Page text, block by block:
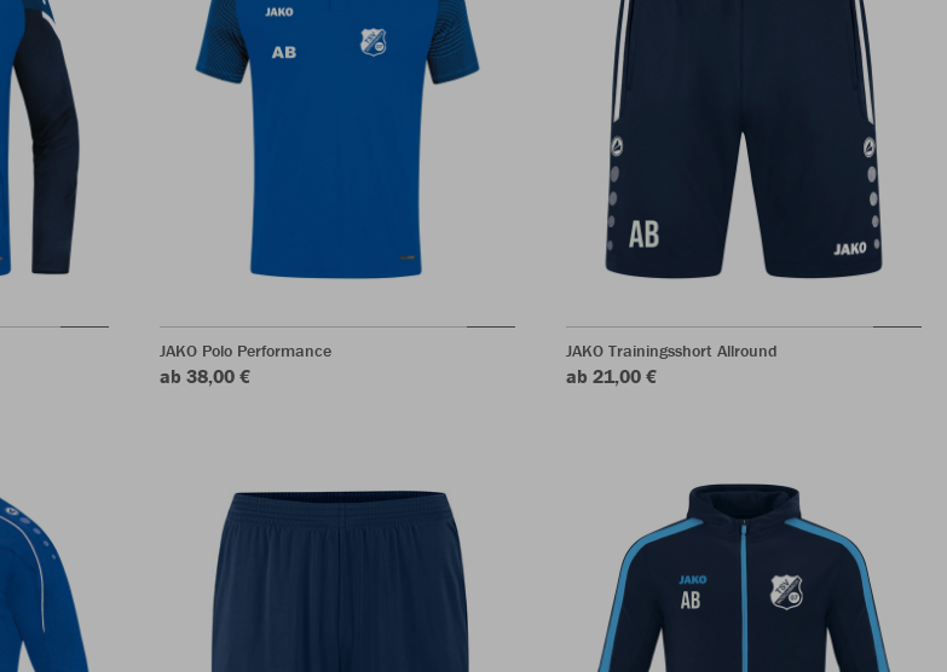
JAKO Polo Performance
ab 38,00 €
JAKO Trainingsshort Allround
ab 21,00 €